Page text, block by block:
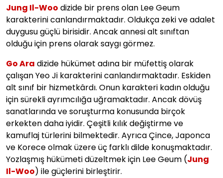
Jung Il-Woo dizide bir prens olan Lee Geum
karakterini canlandırmaktadır. Oldukça zeki ve adalet
duygusu güçlü birisidir. Ancak annesi alt sınıftan
olduğu için prens olarak saygı görmez.
Go Ara dizide hükümet adına bir müfettiş olarak
çalışan Yeo Ji karakterini canlandırmaktadır. Eskiden
alt sınıf bir hizmetkârdı. Onun karakteri kadın olduğu
için sürekli ayrımcılığa uğramaktadır. Ancak dövüş
sanatlarında ve soruşturma konusunda birçok
erkekten daha iyidir. Çeşitli kılık değiştirme ve
kamuflaj türlerini bilmektedir. Ayrıca Çince, Japonca
ve Korece olmak üzere üç farklı dilde konuşmaktadır.
Yozlaşmış hükümeti düzeltmek için Lee Geum (Jung
Il-Woo) ile güçlerini birleştirir.